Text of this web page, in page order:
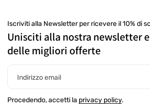
Iscriviti alla Newsletter per ricevere il 10% di
Unisciti alla nostra newsletter
delle migliori offerte
Indirizzo email
Procedendo, accetti la privacy policy.